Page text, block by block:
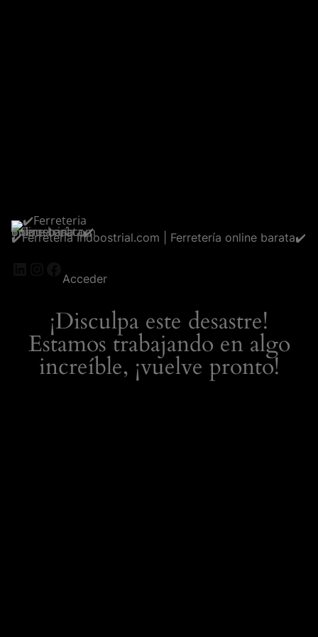
✔️Ferreteria Indoostrial.com | Ferretería online barata✔️
LinkedIn
Instagram
Facebook
Acceder
¡Disculpa este desastre!
Estamos trabajando en algo
increíble, ¡vuelve pronto!